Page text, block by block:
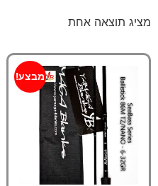
מציג תוצאה אחת
מבצע!